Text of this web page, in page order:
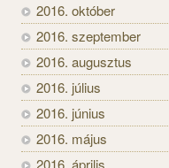
2016. október
2016. szeptember
2016. augusztus
2016. július
2016. június
2016. május